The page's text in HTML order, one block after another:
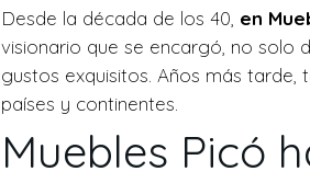
Desde la década de los 40, en
visionario que se encargó, no solo
gustos exquisitos. Años más
países y continentes.
Muebles Picó